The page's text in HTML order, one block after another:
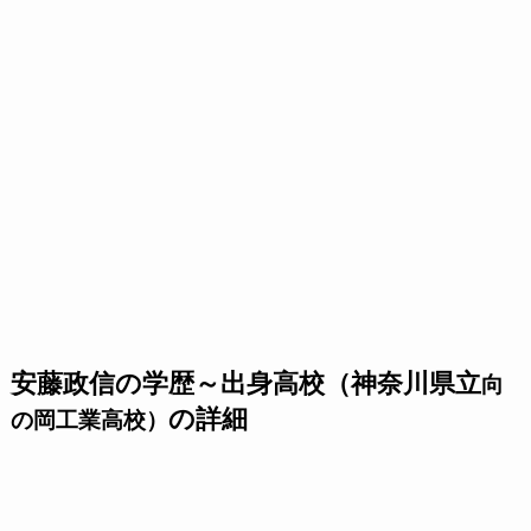
安藤政信の学歴～出身高校（神奈川県立向
の岡工業高校） の詳細